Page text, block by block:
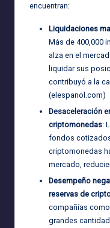
encuentran:
Liquidaciones
Más de 400,000
alza en el
liquidar sus
contribuyó a la
(elespanol.com)
Desaceleración
criptomonedas:
fondos
criptomonedas
mercado,
Desempeño
reservas de
compañías
grandes